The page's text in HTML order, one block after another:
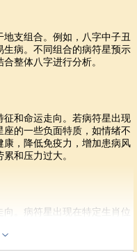
支组合。例如，八字中子丑
病。不同组合的病符星预示
整体八字进行分析。
和命运走向。若病符星出现
的一些负面特质，如情绪不
，降低免疫力，增加患病风
和压力过大。
。病符星出现在特定生肖位
注意控制情绪，避免过度激